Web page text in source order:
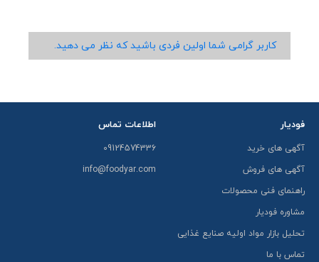
کاربر گرامی شما اولین فردی باشید که نظر می دهید.
فودیار
آگهی های خرید
آگهی های فروش
راهنمای فنی محصولات
مشاوره فودیار
تحلیل بازار مواد اولیه صنایع غذایی
تماس با ما
اطلاعات تماس
09124574336
info@foodyar.com